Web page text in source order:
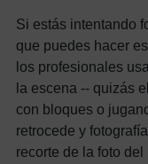
Si estás intentando
que puedes hacer
los profesionales
la escena -- quizás
con bloques o
retrocede y
recorte de la foto del